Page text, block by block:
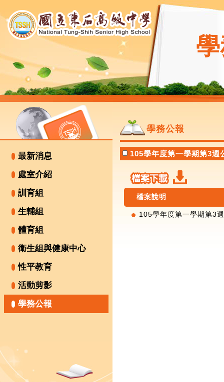
最新消息
處室介紹
訓育組
生輔組
體育組
衛生組與健康中心
性平教育
活動剪影
學務公報
學務公報
105學年度第一學期第3週
檔案說明
105學年度第一學期第3